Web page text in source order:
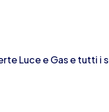
Luce e Gas e tutti i